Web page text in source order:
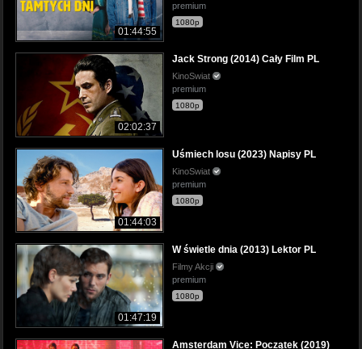
01:44:55
premium
1080p
02:02:37
Jack Strong (2014) Cały Film PL
KinoSwiat
premium
1080p
01:44:03
Uśmiech losu (2023) Napisy PL
KinoSwiat
premium
1080p
01:47:19
W świetle dnia (2013) Lektor PL
Filmy Akcji
premium
1080p
Amsterdam Vice: Początek (2019)